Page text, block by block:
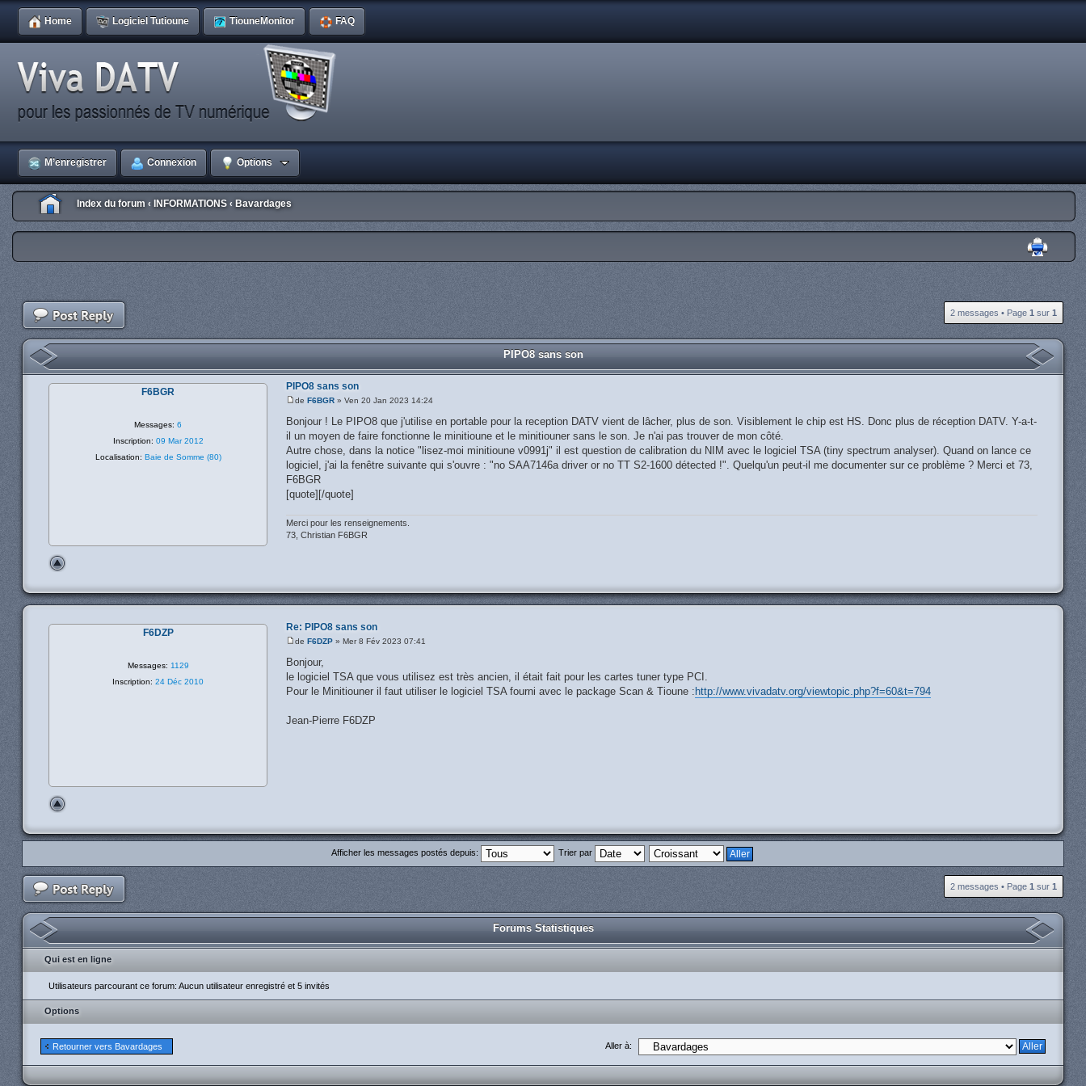
Home Logiciel Tutioune TiouneMonitor FAQ
M’enregistrer Connexion Options
Index du forum ‹ INFORMATIONS ‹ Bavardages
2 messages • Page 1 sur 1
PIPO8 sans son
PIPO8 sans son
de F6BGR» Ven 20 Jan 2023 14:24
Bonjour ! Le PIPO8 que j'utilise en portable pour la reception DATV vient de lâcher, plus de son. Visiblement le chip est HS. Donc plus de réception DATV. Y-a-t-
il un moyen de faire fonctionne le minitioune et le minitiouner sans le son. Je n'ai pas trouver de mon côté.
Autre chose, dans la notice "lisez-moi minitioune v0991j" il est question de calibration du NIM avec le logiciel TSA (tiny spectrum analyser). Quand on lance ce
logiciel, j'ai la fenêtre suivante qui s'ouvre : "no SAA7146a driver or no TT S2-1600 détected !". Quelqu'un peut-il me documenter sur ce problème ? Merci et 73,
F6BGR
[quote][/quote]
Merci pour les renseignements.
73, Christian F6BGR
F6BGR
Messages: 6
Inscription: 09 Mar 2012
Localisation: Baie de Somme (80)
Re: PIPO8 sans son
de F6DZP» Mer 8 Fév 2023 07:41
Bonjour,
le logiciel TSA que vous utilisez est très ancien, il était fait pour les cartes tuner type PCI.
Pour le Minitiouner il faut utiliser le logiciel TSA fourni avec le package Scan & Tioune :http://www.vivadatv.org/viewtopic.php?f=60&t=794
Jean-Pierre F6DZP
F6DZP
Messages: 1129
Inscription: 24 Déc 2010
Afficher les messages postés depuis: Trier par
2 messages • Page 1 sur 1
Forums Statistiques
Qui est en ligne
Utilisateurs parcourant ce forum: Aucun utilisateur enregistré et 5 invités
Options
Retourner vers Bavardages Aller à: